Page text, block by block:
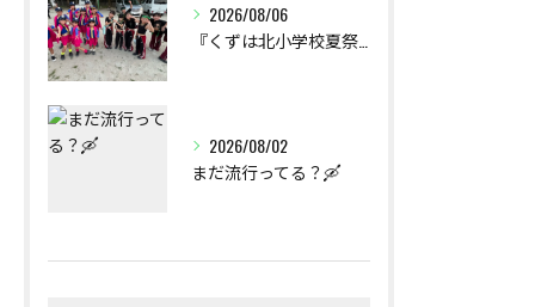
2026/08/06
『くずは北小学校夏祭り』出演報告
2026/08/02
まだ流行ってる？🛶